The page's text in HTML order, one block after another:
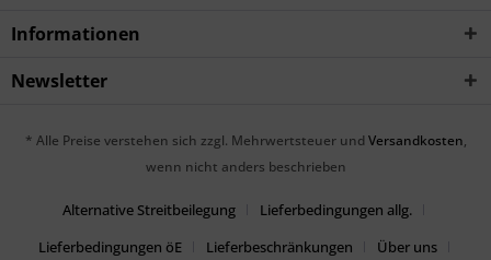
Informationen
Newsletter
* Alle Preise verstehen sich zzgl. Mehrwertsteuer und Versandkosten,
wenn nicht anders beschrieben
Alternative Streitbeilegung
Lieferbedingungen allg.
Lieferbedingungen öE
Lieferbeschränkungen Über uns